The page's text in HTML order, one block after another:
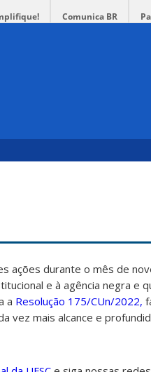
Comunica BR
ações durante o mês de
e à agência negra e
a Resolução 175/CUn/2022,
vez mais alcance e